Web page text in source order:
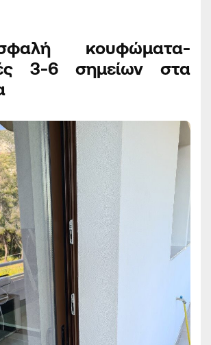
κουφώματα-
3-6 σημείων στα